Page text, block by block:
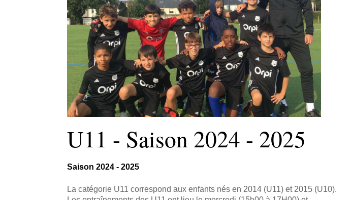
U11 - Saison 2024 - 2025
Saison 2024 - 2025
La catégorie U11 correspond aux enfants nés en 2014 (U11) et 2015 (U10).